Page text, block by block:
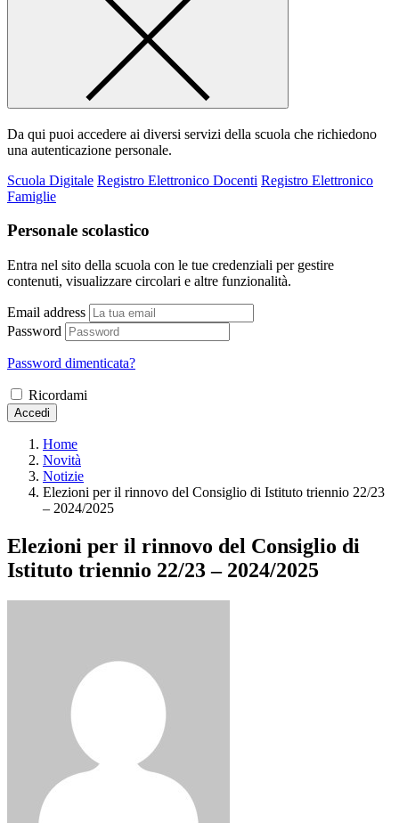
Da qui puoi accedere ai diversi servizi della scuola che richiedono
una autenticazione personale.
Scuola Digitale Registro Elettronico Docenti Registro Elettronico
Famiglie
Personale scolastico
Entra nel sito della scuola con le tue credenziali per gestire
contenuti, visualizzare circolari e altre funzionalità.
Email address
Password
Password dimenticata?
Ricordami
Accedi
Home
Novità
Notizie
Elezioni per il rinnovo del Consiglio di Istituto triennio 22/23
– 2024/2025
Elezioni per il rinnovo del Consiglio di
Istituto triennio 22/23 – 2024/2025